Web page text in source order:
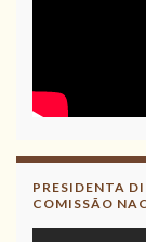
PRESIDENTA
COMISSÃO